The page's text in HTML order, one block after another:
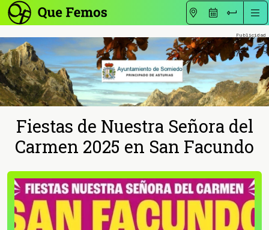
Fiestas de Nuestra Señora del
Carmen 2025 en San Facundo